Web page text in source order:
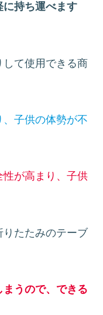
持ち運べます
て使用できる商
子供の体勢が不
が高まり、子供
たたみのテーブ
うので、できる